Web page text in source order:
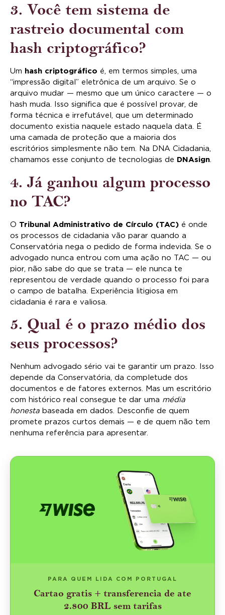
3. Você tem sistema de
rastreio documental com
hash criptográfico?
Um hash criptográfico é, em termos simples, uma
“impressão digital” eletrônica de um arquivo. Se o
arquivo mudar — mesmo que um único caractere — o
hash muda. Isso significa que é possível provar, de
forma técnica e irrefutável, que um determinado
documento existia naquele estado naquela data. É
uma camada de proteção que a maioria dos
escritórios simplesmente não tem. Na DNA Cidadania,
chamamos esse conjunto de tecnologias de DNAsign.
4. Já ganhou algum processo
no TAC?
O Tribunal Administrativo de Círculo (TAC) é onde
os processos de cidadania vão parar quando a
Conservatória nega o pedido de forma indevida. Se o
advogado nunca entrou com uma ação no TAC — ou
pior, não sabe do que se trata — ele nunca te
representou de verdade quando o processo foi para
o campo de batalha. Experiência litigiosa em
cidadania é rara e valiosa.
5. Qual é o prazo médio dos
seus processos?
Nenhum advogado sério vai te garantir um prazo. Isso
depende da Conservatória, da completude dos
documentos e de fatores externos. Mas um escritório
com histórico real consegue te dar uma média
honesta baseada em dados. Desconfie de quem
promete prazos curtos demais — e de quem não tem
nenhuma referência para apresentar.
PARA QUEM LIDA COM PORTUGAL
Cartao gratis + transferencia de ate
2.800 BRL sem tarifas